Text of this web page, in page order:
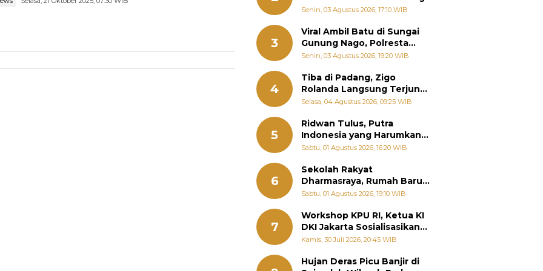
Senin, 03 Agustus 2026, 17:10 WIB
3
Viral Ambil Batu di Sungai
Gunung Nago, Polresta
Padang Ungkap Fakta
Senin, 03 Agustus 2026, 19:20 WIB
4
Tiba di Padang, Zigo
Rolanda Langsung Terjun
Bantu Warga Terdampak
Selasa, 04 Agustus 2026, 09:25 WIB
5
Ridwan Tulus, Putra
Indonesia yang Harumkan
Nama Bangsa hingga
Jepang
Sabtu, 01 Agustus 2026, 16:20 WIB
6
Sekolah Rakyat
Dharmasraya, Rumah Baru
268 Anak Menggapai Mimpi
Kemiskinan
Sabtu, 01 Agustus 2026, 19:10 WIB
7
Workshop KPU RI, Ketua KI
DKI Jakarta Sosialisasikan
Hukum Acara Penyelesaian
Kamis, 30 Juli 2026, 20:45 WIB
Hujan Deras Picu Banjir di